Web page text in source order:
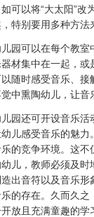
可以将“大太阳”改
特别要用多种方法
园可以在每个教
材集中在一起，
随时感受音乐、
中熏陶幼儿，让音
园还可开设音乐
儿感受音乐的魅
的竞争环境。这
儿，教师必须及
出音符以及音乐
的存在。久而久
放且充满童趣的